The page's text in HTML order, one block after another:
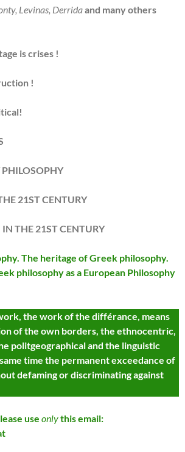
Levinas, Derridaand many others
is crises !
!
21ST CENTURY
THE 21ST CENTURY
The heritage of Greek philosophy.
philosophy as a European Philosophy
the work of the différance, means
of the own borders, the ethnocentric,
politgeographical and the linguistic
time the permanent exceedance of
defaming or discriminating against
use onlythis email: